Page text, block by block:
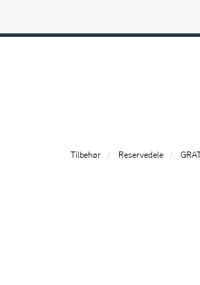
Tilbehør Reservedele